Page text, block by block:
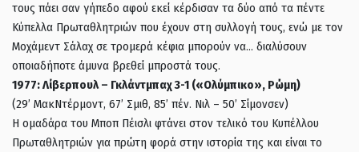
τους πάει σαν γήπεδο αφού εκεί κέρδισαν τα δύο από τα πέντε
Κύπελλα Πρωταθλητριών που έχουν στη συλλογή τους, ενώ με τον
Μοχάμεντ Σάλαχ σε τρομερά κέφια μπορούν να… διαλύσουν
οποιαδήποτε άμυνα βρεθεί μπροστά τους.
1977: Λίβερπουλ – Γκλάντμπαχ 3-1 («Ολύμπικο», Ρώμη)
(29’ ΜακΝτέρμοντ, 67’ Σμιθ, 85’ πέν. Νιλ – 50’ Σίμονσεν)
Η oμαδάρα του Μποπ Πέισλι φτάνει στον τελικό του Κυπέλλου
Πρωταθλητριών για πρώτη φορά στην ιστορία της και είναι το